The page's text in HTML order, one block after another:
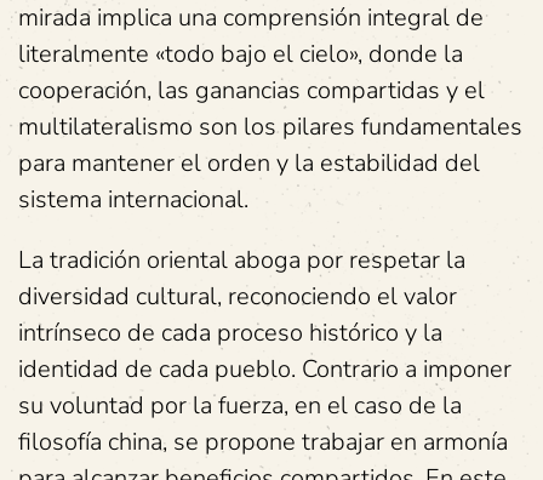
mirada implica una comprensión integral de
literalmente «todo bajo el cielo», donde la
cooperación, las ganancias compartidas y el
multilateralismo son los pilares fundamentales
para mantener el orden y la estabilidad del
sistema internacional.
La tradición oriental aboga por respetar la
diversidad cultural, reconociendo el valor
intrínseco de cada proceso histórico y la
identidad de cada pueblo. Contrario a imponer
su voluntad por la fuerza, en el caso de la
filosofía china, se propone trabajar en armonía